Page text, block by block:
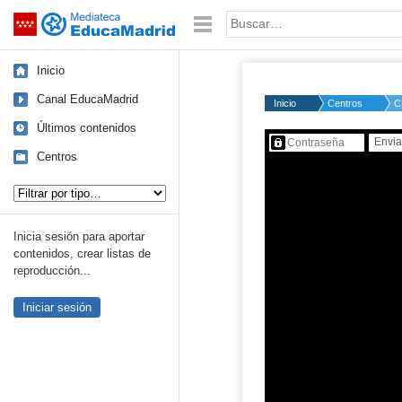
Saltar navegación Palabra o frase:
Inicio
Canal EducaMadrid
Últimos contenidos
Centros
Inicia sesión para aportar
contenidos, crear listas de
reproducción...
Iniciar sesión
Inicio Centros
Contenido protegido…